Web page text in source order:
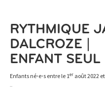
RYTHMIQUE
DALCROZE |
ENFANT SEUL
Enfants né⋅e⋅s entre le 1er août 2022